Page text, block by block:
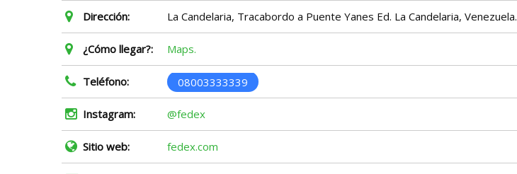
Dirección: La Candelaria, Tracabordo a Puente Yanes Ed. La Candelaria, Venezuela.
¿Cómo llegar?: Maps.
Teléfono: 08003333339
Instagram: @fedex
Sitio web: fedex.com